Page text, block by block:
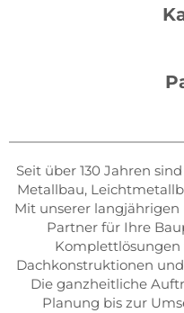
Seit über 130 Jahren
Metallbau,
Mit unserer
Partner für Ihre
Komplettlösungen
Dachkonstruktionen
Die ganzheitliche
Planung bis zur